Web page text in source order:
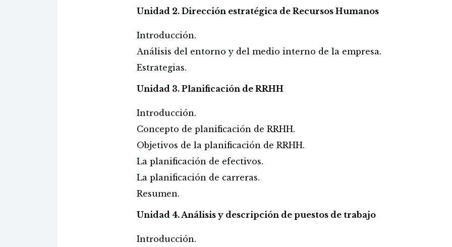
Unidad 2. Dirección estratégica de Recursos Humanos
Introducción.
Análisis del entorno y del medio interno de la empresa.
Estrategias.
Unidad 3. Planificación de RRHH
Introducción.
Concepto de planificación de RRHH.
Objetivos de la planificación de RRHH.
La planificación de efectivos.
La planificación de carreras.
Resumen.
Unidad 4. Análisis y descripción de puestos de trabajo
Introducción.